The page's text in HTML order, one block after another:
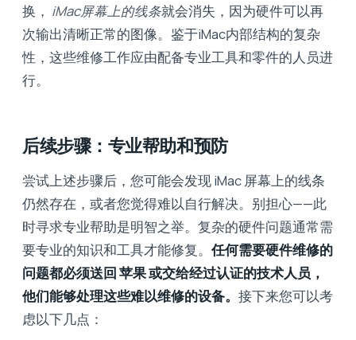
换， iMac屏幕上的线条就会消失，因为硬件可以再
次输出清晰正常的图像。鉴于iMac内部结构的复杂
性，这些维修工作应由配备专业工具和零件的人员进
行。
后续步骤：专业帮助和预防
尝试上述步骤后，您可能会发现 iMac 屏幕上的线条
仍然存在，或者您觉得难以自行解决。别担心——此
时寻求专业帮助是明智之举。复杂的硬件问题通常需
要专业的知识和工具才能修复。 任何需要硬件维修的
问题都必须送回 苹果 或交给经过认证的技术人员，
他们能够处理这些难以维修的设备。 接下来您可以考
虑以下几点：